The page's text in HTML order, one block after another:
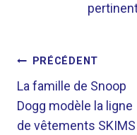
DE
PRÉCÉDENT
La famille de Snoop
Dogg modèle la ligne
de vêtements SKIMS